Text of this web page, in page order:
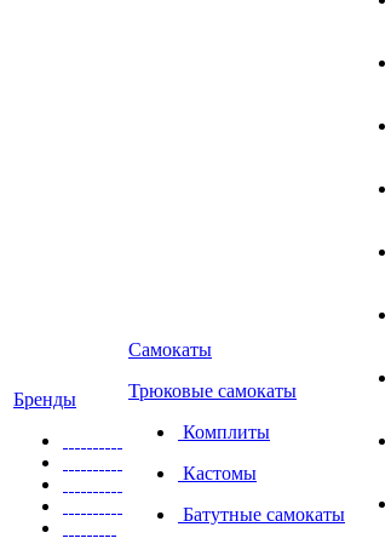
Бренды
Самокаты
Трюковые самокаты
Комплиты
Кастомы
Батутные самокаты